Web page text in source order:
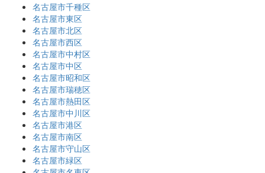
名古屋市千種区
名古屋市東区
名古屋市北区
名古屋市西区
名古屋市中村区
名古屋市中区
名古屋市昭和区
名古屋市瑞穂区
名古屋市熱田区
名古屋市中川区
名古屋市港区
名古屋市南区
名古屋市守山区
名古屋市緑区